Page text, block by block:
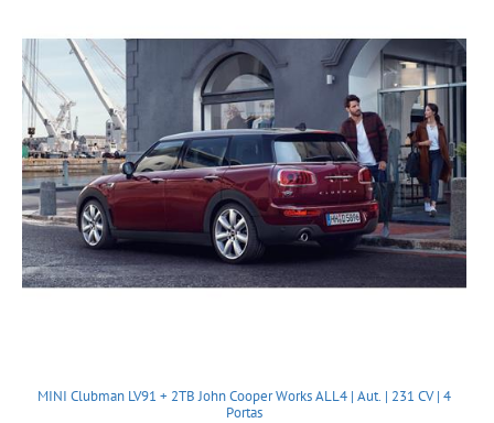
MINI Clubman LV91 + 2TB John Cooper Works ALL4 | Aut. | 231 CV | 4
Portas